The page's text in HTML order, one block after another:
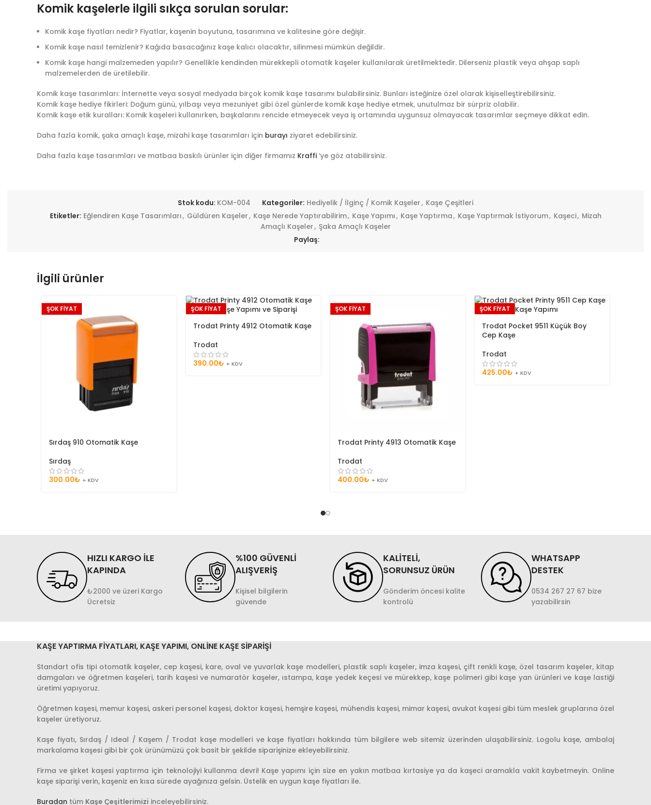
Komik kaşelerle ilgili sıkça sorulan sorular:
Komik kaşe fiyatları nedir? Fiyatlar, kaşenin boyutuna, tasarımına ve kalitesine göre değişir.
Komik kaşe nasıl temizlenir? Kağıda basacağınız kaşe kalıcı olacaktır, silinmesi mümkün değildir.
Komik kaşe hangi malzemeden yapılır? Genellikle kendinden mürekkepli otomatik kaşeler kullanılarak üretilmektedir. Dilerseniz plastik veya ahşap saplı
malzemelerden de üretilebilir.
Komik kaşe tasarımları: İnternette veya sosyal medyada birçok komik kaşe tasarımı bulabilirsiniz. Bunları isteğinize özel olarak kişiselleştirebilirsiniz.
Komik kaşe hediye fikirleri: Doğum günü, yılbaşı veya mezuniyet gibi özel günlerde komik kaşe hediye etmek, unutulmaz bir sürpriz olabilir.
Komik kaşe etik kuralları: Komik kaşeleri kullanırken, başkalarını rencide etmeyecek veya iş ortamında uygunsuz olmayacak tasarımlar seçmeye dikkat edin.
Daha fazla komik, şaka amaçlı kaşe, mizahi kaşe tasarımları için burayı ziyaret edebilirsiniz.
Daha fazla kaşe tasarımları ve matbaa baskılı ürünler için diğer firmamız Kraffi ‘ye göz atabilirsiniz.
Stok kodu: KOM-004 Kategoriler: Hediyelik / İlginç / Komik Kaşeler, Kaşe Çeşitleri
Etiketler: Eğlendiren Kaşe Tasarımları, Güldüren Kaşeler, Kaşe Nerede Yaptırabilirim, Kaşe Yapımı, Kaşe Yaptırma, Kaşe Yaptırmak İstiyorum, Kaşeci, Mizah
Amaçlı Kaşeler, Şaka Amaçlı Kaşeler
Paylaş:
İlgili ürünler
ŞOK FİYAT
Sırdaş 910 Otomatik Kaşe
Sırdaş
300.00₺ + KDV
ŞOK FİYAT
Trodat Printy 4912 Otomatik Kaşe
Trodat
390.00₺ + KDV
ŞOK FİYAT
Trodat Printy 4913 Otomatik Kaşe
Trodat
400.00₺ + KDV
ŞOK FİYAT
Trodat Pocket 9511 Küçük Boy
Cep Kaşe
Trodat
425.00₺ + KDV
HIZLI KARGO İLE
KAPINDA
₺2000 ve üzeri Kargo
Ücretsiz
%100 GÜVENLİ
ALIŞVERİŞ
Kişisel bilgilerin
güvende
KALİTELİ,
SORUNSUZ ÜRÜN
Gönderim öncesi kalite
kontrolü
WHATSAPP
DESTEK
0534 267 27 67 bize
yazabilirsin
KAŞE YAPTIRMA FIYATLARI, KAŞE YAPIMI, ONLINE KAŞE SIPARIŞI
Standart ofis tipi otomatik kaşeler, cep kaşesi, kare, oval ve yuvarlak kaşe modelleri, plastik saplı kaşeler, imza kaşesi, çift renkli kaşe, özel tasarım kaşeler, kitap
damgaları ve öğretmen kaşeleri, tarih kaşesi ve numaratör kaşeler, ıstampa, kaşe yedek keçesi ve mürekkep, kaşe polimeri gibi kaşe yan ürünleri ve kaşe lastiği
üretimi yapıyoruz.
Öğretmen kaşesi, memur kaşesi, askeri personel kaşesi, doktor kaşesi, hemşire kaşesi, mühendis kaşesi, mimar kaşesi, avukat kaşesi gibi tüm meslek gruplarına özel
kaşeler üretiyoruz.
Kaşe fiyatı, Sırdaş / Ideal / Kaşem / Trodat kaşe modelleri ve kaşe fiyatları hakkında tüm bilgilere web sitemiz üzerinden ulaşabilirsiniz. Logolu kaşe, ambalaj
markalama kaşesi gibi bir çok ürünümüzü çok basit bir şekilde siparişinize ekleyebilirsiniz.
Firma ve şirket kaşesi yaptırma için teknolojiyi kullanma devri! Kaşe yapımı için size en yakın matbaa kırtasiye ya da kaşeci aramakla vakit kaybetmeyin. Online
kaşe siparişi verin, kaşeniz en kısa sürede ayağınıza gelsin. Üstelik en uygun kaşe fiyatları ile.
Buradan tüm Kaşe Çeşitlerimizi inceleyebilirsiniz.